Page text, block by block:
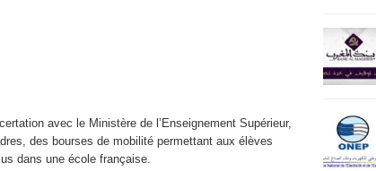
avec le Ministère de l’Enseignement Supérieur,
des bourses de mobilité permettant aux élèves
dans une école française.